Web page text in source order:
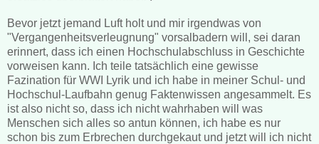
Bevor jetzt jemand Luft holt und mir irgendwas von
"Vergangenheitsverleugnung" vorsalbadern will, sei daran
erinnert, dass ich einen Hochschulabschluss in Geschichte
vorweisen kann. Ich teile tatsächlich eine gewisse
Fazination für WWI Lyrik und ich habe in meiner Schul- und
Hochschul-Laufbahn genug Faktenwissen angesammelt. Es
ist also nicht so, dass ich nicht wahrhaben will was
Menschen sich alles so antun können, ich habe es nur
schon bis zum Erbrechen durchgekaut und jetzt will ich nicht